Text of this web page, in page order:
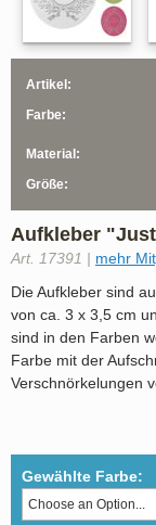
Aufkleber
Art. 17391 | mehr
Die Aufkleber sind
von ca. 3 x 3,5 cm
sind in den Farben
Farbe mit der
Verschnörkelungen
Gewählte Farbe:
Artikel:
Farbe:
Material:
Größe: